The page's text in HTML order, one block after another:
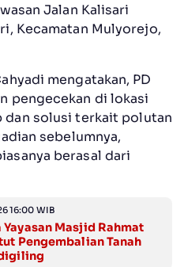
Jalan Kalisari
Kecamatan Mulyorejo,
mengatakan, PD
pengecekan di lokasi
dan solusi terkait polutan
sebelumnya,
berasal dari
16:00 WIB
Yayasan Masjid Rahmat
Pengembalian Tanah